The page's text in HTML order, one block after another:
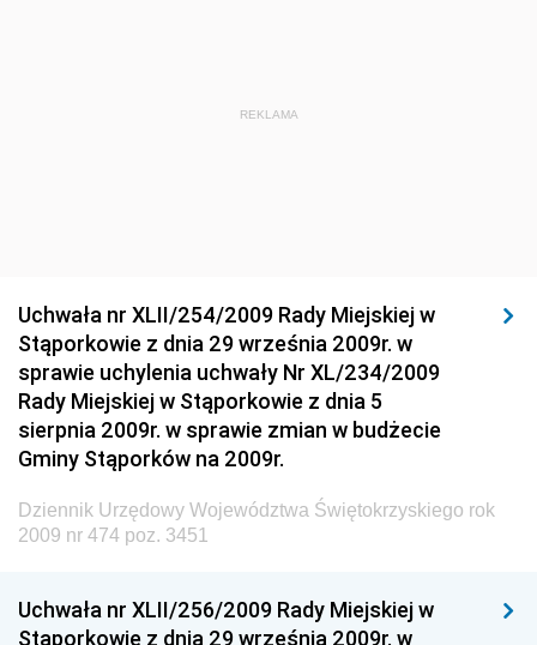
Dziennik Urzędowy Ministra Budownictwa i Przemysłu
Środowiska
Dziennik Urzędowy Ministerstwa Administracji,
Gospodarki Terenowej i Ochrony Środowiska
Dziennik Urzędowy Ministerstwa Administracji i
Gospodarki Przestrzennej
Dziennik Urzędowy Unii Europejskiej, L
Dziennik Urzędowy Ministerstwa Komunikacji
Chemicznego i Lekkiego
REKLAMA
Uchwała nr XLII/254/2009 Rady Miejskiej w
Stąporkowie z dnia 29 września 2009r. w
sprawie uchylenia uchwały Nr XL/234/2009
Rady Miejskiej w Stąporkowie z dnia 5
sierpnia 2009r. w sprawie zmian w budżecie
Gminy Stąporków na 2009r.
Dziennik Urzędowy Województwa Świętokrzyskiego rok
2009 nr 474 poz. 3451
Uchwała nr XLII/256/2009 Rady Miejskiej w
Stąporkowie z dnia 29 września 2009r. w